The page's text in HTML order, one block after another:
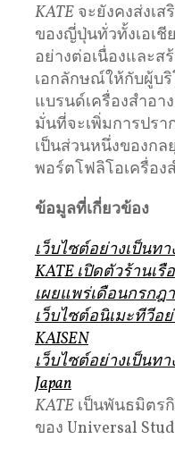
KATE จะยังคงส่งเ
ของญี่ปุ่นทั่วทั้งเอเ
อย่างต่อเนื่องและส
เอกลักษณ์ให้กับผู้บ
แบรนด์เครื่องสำอา
มั่นที่จะเพิ่มการปรา
เป็นส่วนหนึ่งของกล
พอร์ตโฟลิโอเครื่อง
ข้อมูลที่เกี่ยวข้อง
เว็บไซต์อย่างเป็นท
KATE เปิดตัวร้านเ
เผยแพร่เดือนกรกฎ
เว็บไซต์อนิเมะทีวีอย่
KAISEN
เว็บไซต์อย่างเป็นทา
Japan
KATE เป็นพันธมิตร
ของ Universal